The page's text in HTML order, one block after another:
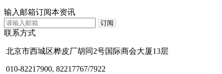
输入邮箱订阅本资讯
联系方式
北京市西城区桦皮厂胡同2号国际商会大厦13层
010-82217900, 82217767/7922